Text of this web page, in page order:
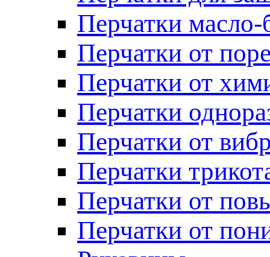
Перчатки масло-
Перчатки от
Перчатки от
Перчатки
Перчатки от
Перчатки
Перчатки от
Перчатки от